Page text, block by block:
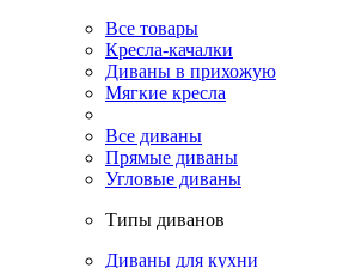
Все товары
Кресла-качалки
Диваны в прихожую
Мягкие кресла
Все диваны
Прямые диваны
Угловые диваны
Типы диванов
Диваны для кухни